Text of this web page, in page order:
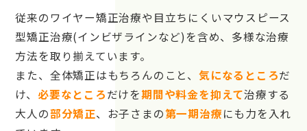
従来のワイヤー矯正治療や目立ちにくいマウスピース
型矯正治療(インビザラインなど)を含め、多様な治療
方法を取り揃えています。
また、全体矯正はもちろんのこと、 気になるところだ
け、 必要なところだけを期間や料金を抑えて治療する
大人の部分矯正、お子さまの第一期治療にも力を入れ